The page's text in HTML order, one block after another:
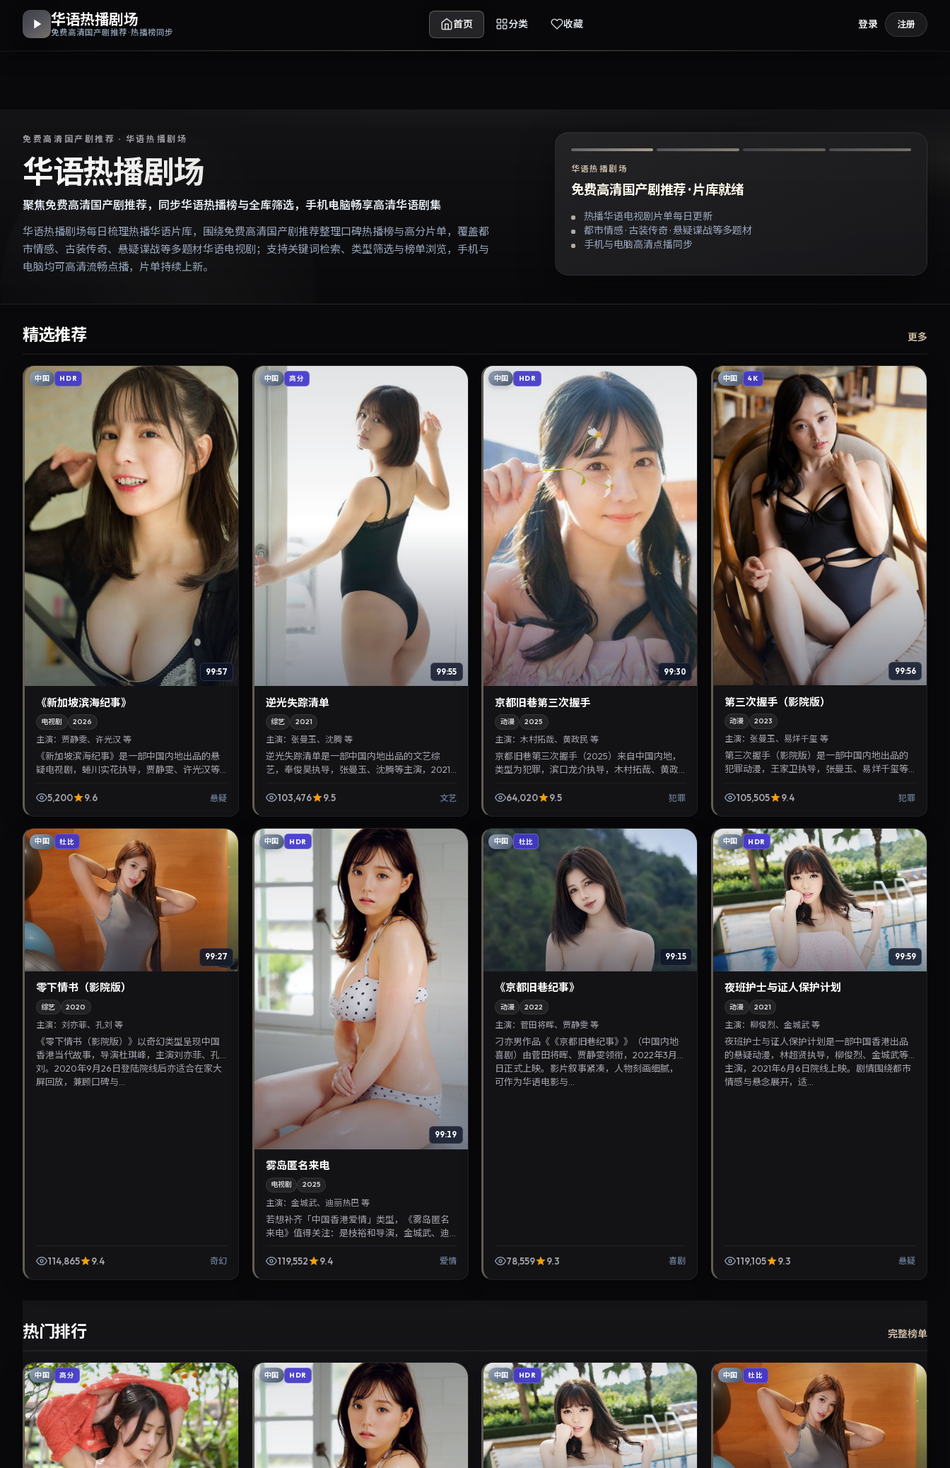
华语热播剧场
免费高清国产剧推荐 · 热播榜同步
首页 分类 收藏 登录 注册
免费高清国产剧推荐 · 华语热播剧场
华语热播剧场
聚焦免费高清国产剧推荐，同步华语热播榜与全库筛选，手机电脑畅享高清华语剧集
华语热播剧场每日梳理热播华语片库，围绕免费高清国产剧推荐整理口碑热播榜与高分片单，覆盖都
市情感、古装传奇、悬疑谍战等多题材华语电视剧；支持关键词检索、类型筛选与榜单浏览，手机与
电脑均可高清流畅点播，片单持续上新。
华语热播剧场
免费高清国产剧推荐 · 片库就绪
热播华语电视剧片单每日更新
都市情感 · 古装传奇 · 悬疑谍战等多题材
手机与电脑高清点播同步
精选推荐 更多
中国 HDR
99:57
《新加坡滨海纪事》
电视剧 2026
主演： 贾静雯、许光汉 等
《新加坡滨海纪事》是一部中国内地出品的悬
疑电视剧，蜷川实花执导，贾静雯、许光汉等
情感与悬念展开，适...
5,200 9.6 悬疑
中国 高分
99:55
逆光失踪清单
综艺 2021
主演： 张曼玉、沈腾 等
逆光失踪清单是一部中国内地出品的文艺综
艺，奉俊昊执导，张曼玉、沈腾等主演，2021
展开，适合关注免费...
103,476 9.5 文艺
中国 HDR
99:30
京都旧巷第三次握手
动漫 2025
主演：木村拓哉、黄政民 等
京都旧巷第三次握手（2025）来自中国内地，
类型为犯罪，滨口龙介执导，木村拓哉、黄政
感突出，兼顾院...
64,020 9.5 犯罪
中国 4K
99:56
第三次握手（影院版）
动漫 2023
主演： 张曼玉、易烊千玺 等
第三次握手（影院版）是一部中国内地出品的
犯罪动漫，王家卫执导，张曼玉、易烊千玺等
市情感与悬念展开，...
105,505 9.4 犯罪
中国 杜比
99:27
零下情书（影院版）
综艺 2020
主演： 刘亦菲、孔刘 等
《零下情书（影院版）》以奇幻类型呈现中国
香港当代故事，导演杜琪峰，主演刘亦菲、孔
刘。2020年9月26日登陆院线后亦适合在家大
屏回放，兼顾口碑与...
114,865 9.4 奇幻
中国 HDR
99:19
雾岛匿名来电
电视剧 2025
主演： 金城武、迪丽热巴 等
若想补齐「中国香港爱情」类型，《雾岛匿名
来电》值得关注：是枝裕和导演，金城武、迪
晰，适合华语剧迷...
119,552 9.4 爱情
中国 杜比
99:15
《京都旧巷纪事》
动漫 2022
主演：菅田将晖、贾静雯 等
刁亦男作品《《京都旧巷纪事》》（中国内地·
喜剧）由菅田将晖、贾静雯领衔，2022年3月4
日正式上映。影片叙事紧凑，人物刻画细腻，
可作为华语电影与...
78,559 9.3 喜剧
中国 HDR
99:59
夜班护士与证人保护计划
动漫 2021
主演： 柳俊烈、金城武 等
夜班护士与证人保护计划是一部中国香港出品
的悬疑动漫，林超贤执导，柳俊烈、金城武等
主演，2021年6月6日院线上映。剧情围绕都市
情感与悬念展开，适...
119,105 9.3 悬疑
热门排行 完整榜单
中国 高分 中国 HDR 中国 HDR 中国 杜比